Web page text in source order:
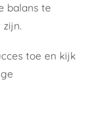
balans te
toe en kijk